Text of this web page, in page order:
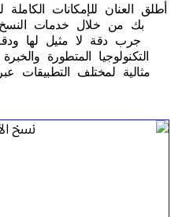
أطلق العنان للإمكانات
بك من خلال خدمات النسخ
جرب دقة لا مثيل لها
التكنولوجيا المتطورة
مثالية لمختلف التطبيقات